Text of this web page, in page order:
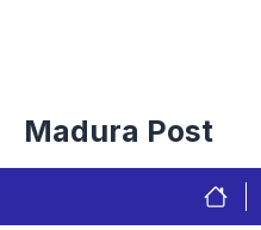
Madura Post